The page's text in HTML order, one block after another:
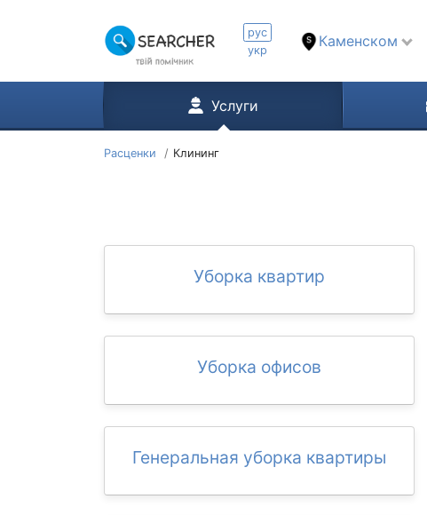
рус
укр
Каменском
Услуги
Расценки Клининг
Уборка квартир
Уборка офисов
Генеральная уборка квартиры